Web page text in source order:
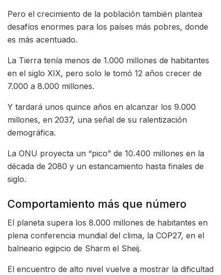
Pero el crecimiento de la población también plantea
desafíos enormes para los países más pobres, donde
es más acentuado.
La Tierra tenía menos de 1.000 millones de habitantes
en el siglo XIX, pero solo le tomó 12 años crecer de
7.000 a 8.000 millones.
Y tardará unos quince años en alcanzar los 9.000
millones, en 2037, una señal de su ralentización
demográfica.
La ONU proyecta un “pico” de 10.400 millones en la
década de 2080 y un estancamiento hasta finales de
siglo.
Comportamiento más que número
El planeta supera los 8.000 millones de habitantes en
plena conferencia mundial del clima, la COP27, en el
balneario egipcio de Sharm el Sheij.
El encuentro de alto nivel vuelve a mostrar la dificultad